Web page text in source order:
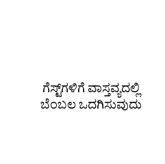
ಗೆಸ್ಟ್‌ಗಳಿಗೆ ವಾಸ್ತವ್ಯದಲ್ಲಿ
ಬೆಂಬಲ ಒದಗಿಸುವುದು